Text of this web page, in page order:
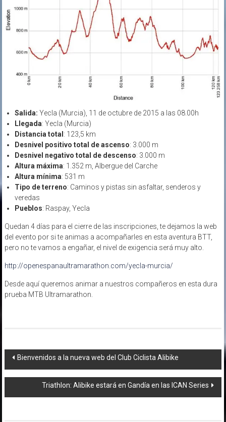
Salida: Yecla (Murcia), 11 de octubre de 2015 a las 08.00h
Llegada: Yecla (Murcia)
Distancia total : 123,5 km
Desnivel positivo total de ascenso: 3.000 m
Desnivel negativo total de descenso: 3.000 m
Altura máxima: 1.352 m, Albergue del Carche
Altura mínima: 531 m
Tipo de terreno: Caminos y pistas sin asfaltar, senderos y
veredas
Pueblos: Raspay, Yecla
Quedan 4 días para el cierre de las inscripciones, te dejamos la web
del evento por si te animas a acompañarles en esta aventura BTT,
pero no te vamos a engañar, el nivel de exigencia será muy alto.
http://openespanaultramarathon.com/yecla-murcia/
Desde aquí queremos animar a nuestros compañeros en esta dura
prueba MTB Ultramarathon.
Navegación
de
entradas
Bienvenidos a la nueva web del Club Ciclista Alibike
Triathlon: Alibike estará en Gandía en las ICAN Series